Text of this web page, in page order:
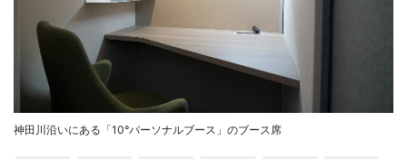
神田川沿いにある「10°パーソナルブース」のブース席